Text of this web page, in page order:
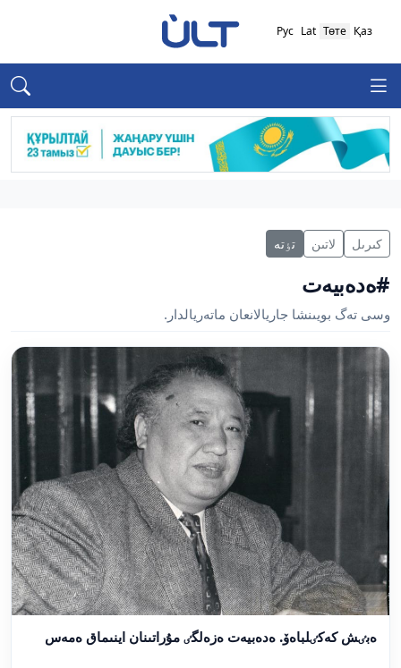
Қаз
Төте
Lat
Рус
كىرىل لاتىن تٶتە
#ەدەبيەت
وسى تەگ بويىنشا جاريالانعان ماتەريالدار.
ەبٸش كەكٸلباەۆ. ەدەبيەت ەزەلگٸ مۇراتىنان اينىماق ەمەس